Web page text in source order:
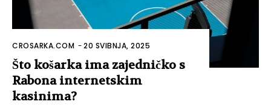
CROSARKA.COM -20 SVIBNJA, 2025
Što košarka ima zajedničko s
Rabona internetskim
kasinima?